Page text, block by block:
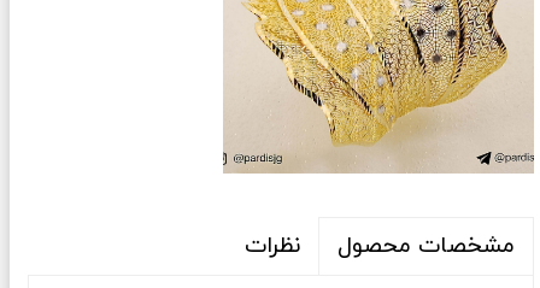
مشخصات محصول نظرات